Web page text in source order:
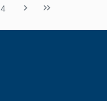
4